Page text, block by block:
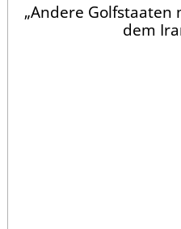
„Andere
dem